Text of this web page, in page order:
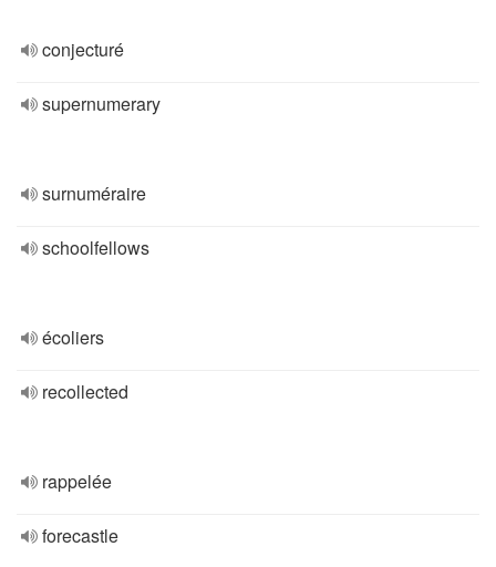
conjecturé
supernumerary
surnuméraire
schoolfellows
écoliers
recollected
rappelée
forecastle